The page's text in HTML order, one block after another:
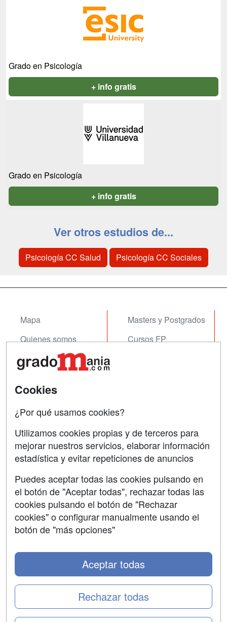
Grado en Psicología
+ info gratis
Grado en Psicología
+ info gratis
Ver otros estudios de...
Psicología CC Salud Psicología CC Sociales
Mapa
Quienes somos
Tarifas publicidad
Acceso Centros
Masters y Postgrados
Cursos FP
Contactar
Confidencialidad
Aviso legal
Copyleft
Cookies
¿Por qué usamos cookies?
Utilizamos cookies propias y de terceros para
mejorar nuestros servicios, elaborar información
estadística y evitar repeticiones de anuncios
Puedes aceptar todas las cookies pulsando en
el botón de "Aceptar todas", rechazar todas las
cookies pulsando el botón de "Rechazar
cookies" o configurar manualmente usando el
botón de "más opciones"
Rechazar todas
Aceptar todas